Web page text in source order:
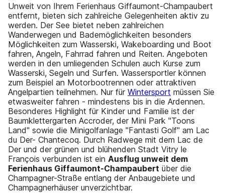
Unweit von Ihrem Ferienhaus Giffaumont-Champaubert
entfernt, bieten sich zahlreiche Gelegenheiten aktiv zu
werden. Der See bietet neben zahlreichen
Wanderwegen und Bademöglichkeiten besonders
Möglichkeiten zum Wasserski, Wakeboarding und Boot
fahren, Angeln, Fahrrad fahren und Reiten. Angeboten
werden in den umliegenden Schulen auch Kurse zum
Wasserski, Segeln und Surfen. Wassersportler können
zum Beispiel an Motorbootrennen oder attraktiven
Angelpartien teilnehmen. Nur für Wintersport müssen Sie
etwasweiter fahren - mindestens bis in die Ardennen.
Besonderes Highlight für Kinder und Familie ist der
Baumklettergarten Accroder, der Mini Park "Toons
Land" sowie die Minigolfanlage "Fantasti Golf" am Lac
du Der- Chantecoq. Durch Radwege mit dem Lac de
Der und der grünen und blühenden Stadt Vitry le
François verbunden ist ein Ausflug unweit dem
Ferienhaus Giffaumont-Champaubert über die
Champagner-Straße entlang der Anbaugebiete und
Champagnerhäuser unverzichtbar.